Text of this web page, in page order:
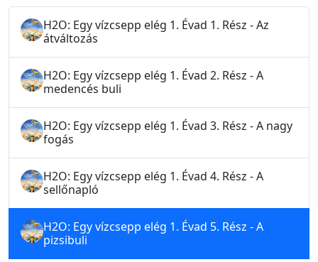
H2O: Egy vízcsepp elég 1. Évad 1. Rész - Az
átváltozás
H2O: Egy vízcsepp elég 1. Évad 2. Rész - A
medencés buli
H2O: Egy vízcsepp elég 1. Évad 3. Rész - A nagy
fogás
H2O: Egy vízcsepp elég 1. Évad 4. Rész - A
sellőnapló
H2O: Egy vízcsepp elég 1. Évad 5. Rész - A
pizsibuli